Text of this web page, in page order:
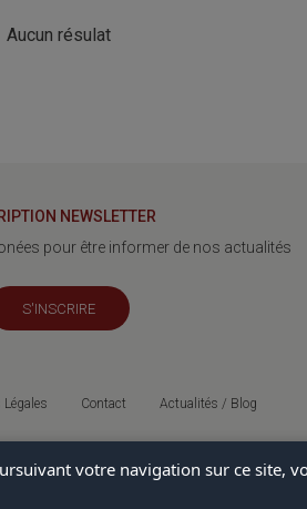
Aucun résulat
NEWSLETTER
pour être informer de nos actualités
S'INSCRIRE
Contact Actualités / Blog
votre navigation sur ce site,